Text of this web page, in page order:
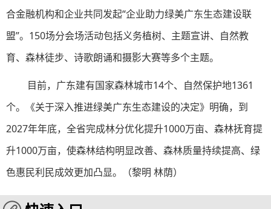
合金融机构和企业共同发起“企业助力绿美广东生态建设联
盟”。150场分会场活动包括义务植树、主题宣讲、自然教
育、森林徒步、诗歌朗诵和摄影大赛等多个主题。
目前，广东建有国家森林城市14个、自然保护地1361
个。《关于深入推进绿美广东生态建设的决定》明确，到
2027年年底，全省完成林分优化提升1000万亩、森林抚育提
升1000万亩，使森林结构明显改善、森林质量持续提高、绿
色惠民利民成效更加凸显。（黎明 林荫）